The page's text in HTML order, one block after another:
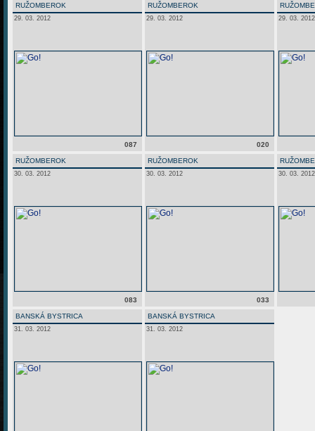
RUŽOMBEROK
29. 03. 2012
087
RUŽOMBEROK
29. 03. 2012
020
29. 03. 2012
RUŽOMBEROK
30. 03. 2012
083
RUŽOMBEROK
30. 03. 2012
033
30. 03. 2012
BANSKÁ BYSTRICA
31. 03. 2012
BANSKÁ BYSTRICA
31. 03. 2012